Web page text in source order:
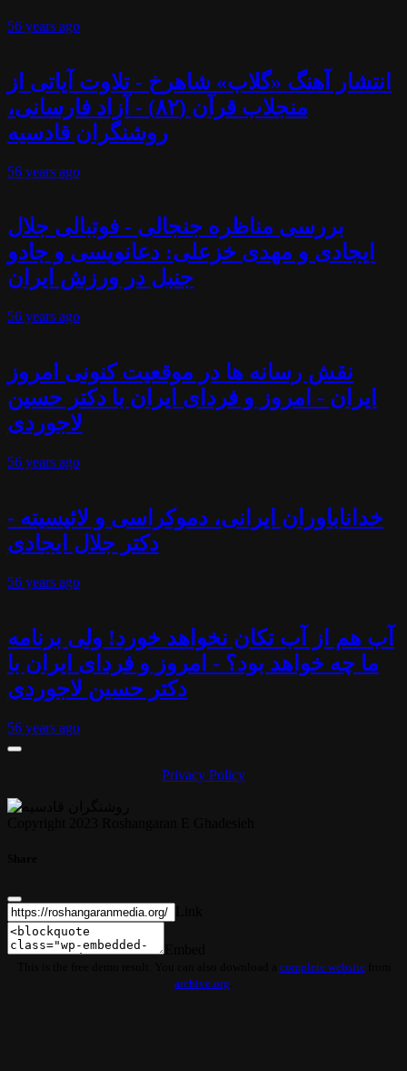
56 years ago
انتشار آهنگ «گلاب» شاهرخ - تلاوت آیاتی از
منجلاب قرآن (۸۲) - آزاد فارسانی،
روشنگران قادسیه
56 years ago
بررسی مناظره جنجالی - فوتبالی جلال
ایجادی و مهدی خزعلی: دعانویسی و جادو
جنبل در ورزش ایران
56 years ago
نقش رسانه ها در موقعیت کنونی امروز
ایران - امروز و فردای ایران با دکتر حسین
لاجوردی
56 years ago
خداناباوران ایرانی، دموکراسی و لائیسیته -
دکتر جلال ایجادی
56 years ago
آب هم از آب تکان نخواهد خورد! ولی برنامه
ما چه خواهد بود؟ - امروز و فردای ایران با
دکتر حسین لاجوردی
56 years ago
Privacy Policy
complete websitefrom
archive.org